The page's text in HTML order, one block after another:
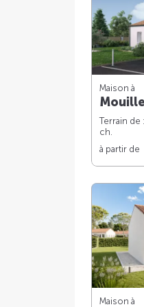
Maison à
Terrain de
ch.
à partir de
Maison à